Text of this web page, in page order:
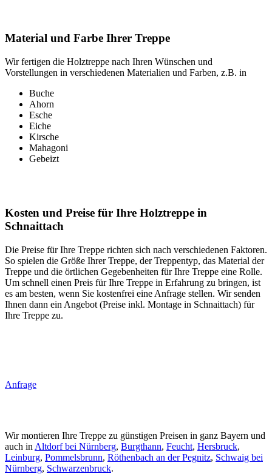
Material und Farbe Ihrer Treppe
Wir fertigen die Holztreppe nach Ihren Wünschen und
Vorstellungen in verschiedenen Materialien und Farben, z.B. in
Buche
Ahorn
Esche
Eiche
Kirsche
Mahagoni
Gebeizt
Kosten und Preise für Ihre Holztreppe in
Schnaittach
Die Preise für Ihre Treppe richten sich nach verschiedenen Faktoren.
So spielen die Größe Ihrer Treppe, der Treppentyp, das Material der
Treppe und die örtlichen Gegebenheiten für Ihre Treppe eine Rolle.
Um schnell einen Preis für Ihre Treppe in Erfahrung zu bringen, ist
es am besten, wenn Sie kostenfrei eine Anfrage stellen. Wir senden
Ihnen dann ein Angebot (Preise inkl. Montage in Schnaittach) für
Ihre Treppe zu.
Anfrage
Wir montieren Ihre Treppe zu günstigen Preisen in ganz Bayern und
auch in Altdorf bei Nürnberg, Burgthann, Feucht, Hersbruck,
Leinburg, Pommelsbrunn, Röthenbach an der Pegnitz, Schwaig bei
Nürnberg, Schwarzenbruck.